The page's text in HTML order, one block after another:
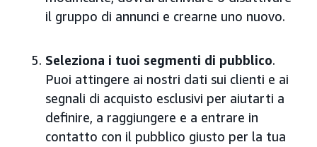
il gruppo di annunci e crearne uno nuovo.
Seleziona i tuoi segmenti di pubblico.
Puoi attingere ai nostri dati sui clienti e ai
segnali di acquisto esclusivi per aiutarti a
definire, a raggiungere e a entrare in
contatto con il pubblico giusto per la tua